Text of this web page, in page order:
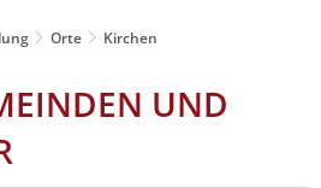
Orte Kirchen
UND